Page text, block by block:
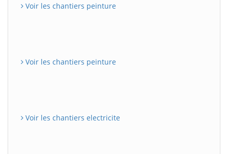
Voir les chantiers peinture
Voir les chantiers peinture
Voir les chantiers electricite